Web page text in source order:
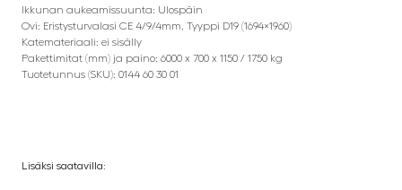
Ikkunan aukeamissuunta: Ulospäin
Ovi: Eristysturvalasi CE 4/9/4mm, Tyyppi D19 (1694×1960)
Katemateriaali: ei sisälly
Pakettimitat (mm) ja paino: 6000 x 700 x 1150 / 1750 kg
Tuotetunnus (SKU): 0144 60 30 01
Lisäksi saatavilla: